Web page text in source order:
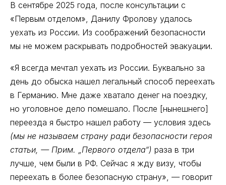
В сентябре 2025 года, после консультации с
«Первым отделом», Данилу Фролову удалось
уехать из России. Из соображений безопасности
мы не можем раскрывать подробностей эвакуации.
«Я всегда мечтал уехать из России. Буквально за
день до обыска нашел легальный способ переехать
в Германию. Мне даже хватало денег на поездку,
но уголовное дело помешало. После [нынешнего]
переезда я быстро нашел работу — условия здесь
(мы не называем страну ради безопасности героя
статьи, — Прим. „Первого отдела“) раза в три
лучше, чем были в РФ. Сейчас я жду визу, чтобы
переехать в более безопасную страну», — говорит